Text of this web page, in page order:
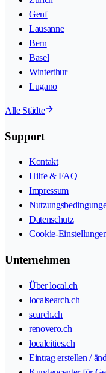
Genf
Lausanne
Bern
Basel
Winterthur
Lugano
Alle Städte
Support
Kontakt
Hilfe & FAQ
Impressum
Datenschutz
Cookie-
Unternehmen
Über local.ch
localsearch.ch
search.ch
renovero.ch
localcities.ch
Eintrag erstellen /